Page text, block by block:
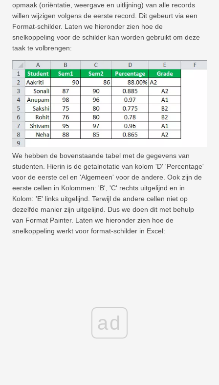
opmaak (oriëntatie, weergave en uitlijning) van alle records
willen wijzigen volgens de eerste record. Dit gebeurt via een
Format-schilder. Laten we hieronder zien hoe de
snelkoppeling voor de schilder kan worden gebruikt om deze
taak te volbrengen:
We hebben de bovenstaande tabel met de gegevens van
studenten. Hierin is de getalnotatie van kolom 'D' 'Percentage'
voor de eerste cel en 'Algemeen' voor de andere. Ook zijn de
eerste cellen in Kolommen: 'B', 'C' rechts uitgelijnd en in
Kolom: 'E' links uitgelijnd. Terwijl de andere cellen niet op
dezelfde manier zijn uitgelijnd. Dus we doen dit met behulp
van Format Painter. Laten we hieronder zien hoe de
snelkoppeling werkt voor format-schilder in Excel:
ad